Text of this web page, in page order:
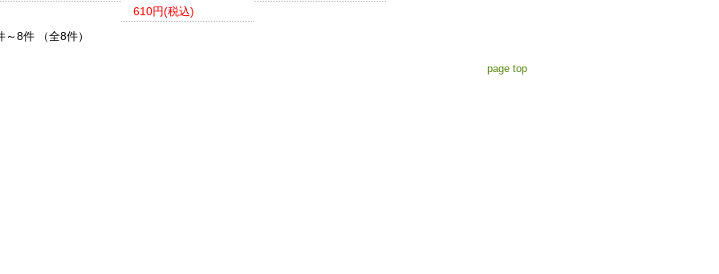
610円(税込)
～8件 （全8件）
page top